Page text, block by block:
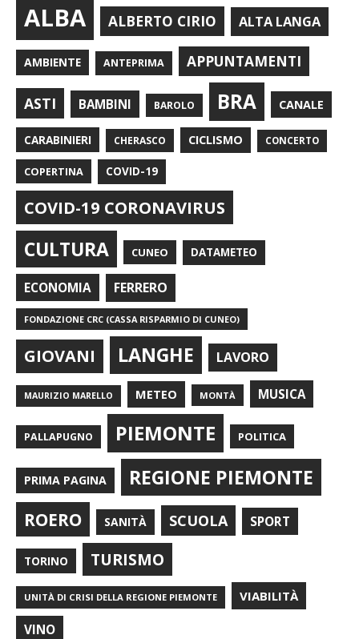
ALBA ALBERTO CIRIO ALTA LANGA
AMBIENTE ANTEPRIMA APPUNTAMENTI
ASTI BAMBINI BAROLO BRA CANALE
CARABINIERI CHERASCO CICLISMO CONCERTO
COPERTINA COVID-19
COVID-19 CORONAVIRUS
CULTURA CUNEO DATAMETEO
ECONOMIA FERRERO
FONDAZIONE CRC (CASSA RISPARMIO DI CUNEO)
GIOVANI LANGHE LAVORO
MAURIZIO MARELLO METEO MONTÀ MUSICA
PALLAPUGNO PIEMONTE POLITICA
PRIMA PAGINA REGIONE PIEMONTE
ROERO SANITÀ SCUOLA SPORT
TORINO TURISMO
UNITÀ DI CRISI DELLA REGIONE PIEMONTE VIABILITÀ
VINO